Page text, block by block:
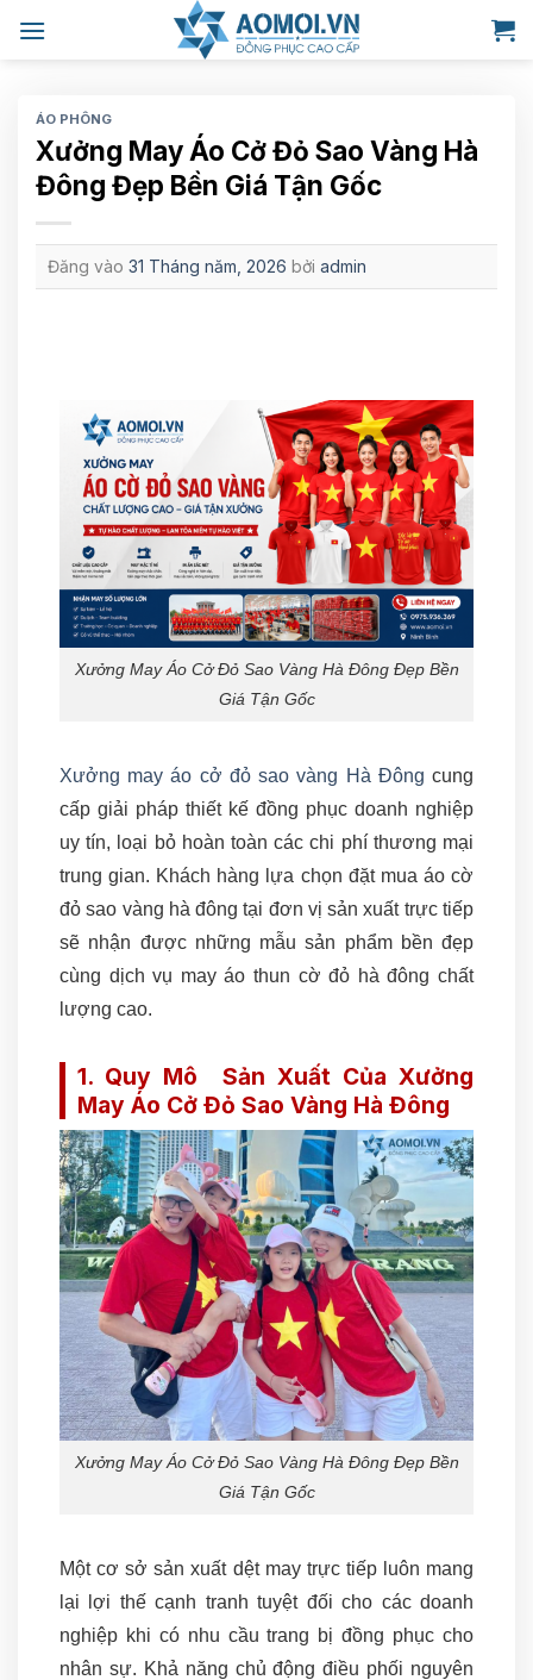
qua
ÁO PHÔNG
Xưởng May Áo Cở Đỏ Sao Vàng Hà
Đông Đẹp Bền Giá Tận Gốc
Đăng vào 31 Tháng năm, 2026 bởi admin
Xưởng May Áo Cở Đỏ Sao Vàng Hà Đông Đẹp Bền
Giá Tận Gốc
Xưởng may áo cở đỏ sao vàng Hà Đông cung
cấp giải pháp thiết kế đồng phục doanh nghiệp
uy tín, loại bỏ hoàn toàn các chi phí thương mại
trung gian. Khách hàng lựa chọn đặt mua áo cờ
đỏ sao vàng hà đông tại đơn vị sản xuất trực tiếp
sẽ nhận được những mẫu sản phẩm bền đẹp
cùng dịch vụ may áo thun cờ đỏ hà đông chất
lượng cao.
1. Quy Mô Sản Xuất Của Xưởng
May Áo Cở Đỏ Sao Vàng Hà Đông
Xưởng May Áo Cở Đỏ Sao Vàng Hà Đông Đẹp Bền
Giá Tận Gốc
Một cơ sở sản xuất dệt may trực tiếp luôn mang
lại lợi thế cạnh tranh tuyệt đối cho các doanh
nghiệp khi có nhu cầu trang bị đồng phục cho
nhân sự. Khả năng chủ động điều phối nguyên